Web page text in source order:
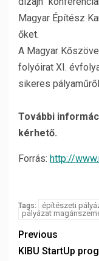
Magyar Építész
őket.
A Magyar
folyóirat XI.
sikeres
További
kérhető.
Forrás: http://
Tags: építészeti
pályázat
Previous
KIBU StartUp